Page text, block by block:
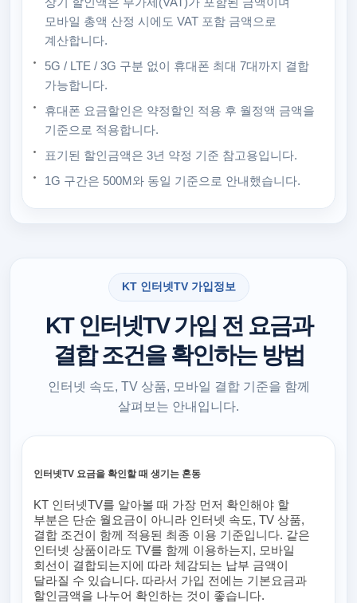
모바일 총액 산정 시에도 VAT 포함 금액으로
계산합니다.
5G / LTE / 3G 구분 없이 휴대폰 최대 7대까지 결합
가능합니다.
휴대폰 요금할인은 약정할인 적용 후 월정액 금액을
기준으로 적용합니다.
표기된 할인금액은 3년 약정 기준 참고용입니다.
1G 구간은 500M와 동일 기준으로 안내했습니다.
KT 인터넷TV 가입정보
KT 인터넷TV 가입 전 요금과
결합 조건을 확인하는 방법
인터넷 속도, TV 상품, 모바일 결합 기준을 함께
살펴보는 안내입니다.
인터넷TV 요금을 확인할 때 생기는 혼동
KT 인터넷TV를 알아볼 때 가장 먼저 확인해야 할
부분은 단순 월요금이 아니라 인터넷 속도, TV 상품,
결합 조건이 함께 적용된 최종 이용 기준입니다. 같은
인터넷 상품이라도 TV를 함께 이용하는지, 모바일
회선이 결합되는지에 따라 체감되는 납부 금액이
달라질 수 있습니다. 따라서 가입 전에는 기본요금과
할인금액을 나누어 확인하는 것이 좋습니다.